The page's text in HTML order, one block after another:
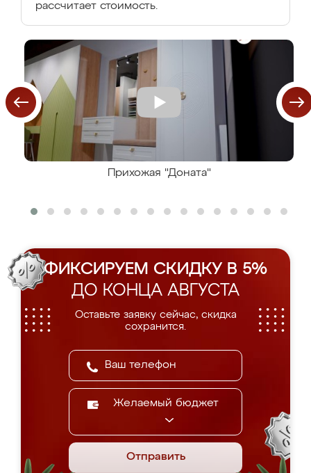
рассчитает стоимость.
Прихожая "Доната"
ФИКСИРУЕМ СКИДКУ В 5%
ДО КОНЦА АВГУСТА
Оставьте заявку сейчас, скидка
сохранится.
Желаемый бюджет
Отправить